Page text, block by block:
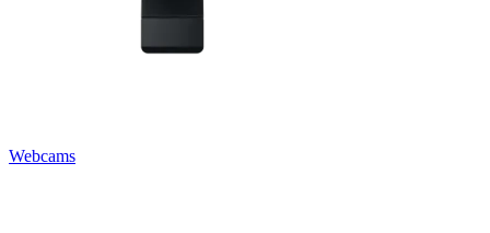
Webcams